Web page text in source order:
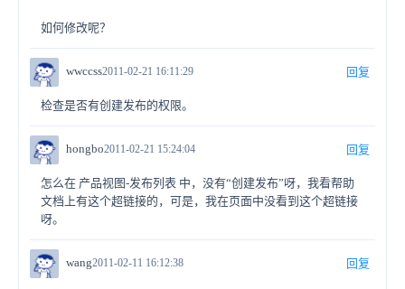
如何修改呢？
wwccss2011-02-21 16:11:29 回复
检查是否有创建发布的权限。
hongbo2011-02-21 15:24:04 回复
怎么在 产品视图-发布列表 中，没有“创建发布”呀，我看帮助
文档上有这个超链接的，可是，我在页面中没看到这个超链接
呀。
wang2011-02-11 16:12:38 回复